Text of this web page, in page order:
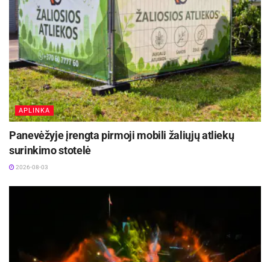
APLINKA
Panevėžyje įrengta pirmoji mobili žaliųjų atliekų
surinkimo stotelė
2026-08-03